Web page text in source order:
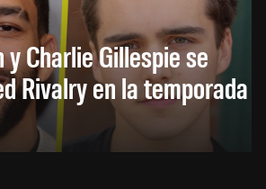
y Charlie Gillespie se
Rivalry en la temporada